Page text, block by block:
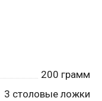
200 грамм
3 столовые ложки